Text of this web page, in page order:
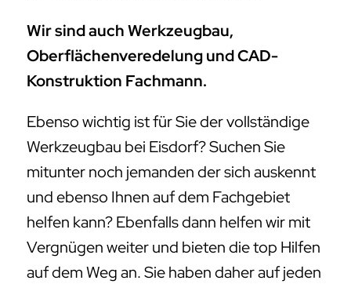
Wir sind auch Werkzeugbau,
Oberflächenveredelung und CAD-
Konstruktion Fachmann.
Ebenso wichtig ist für Sie der vollständige
Werkzeugbau bei Eisdorf? Suchen Sie
mitunter noch jemanden der sich auskennt
und ebenso Ihnen auf dem Fachgebiet
helfen kann? Ebenfalls dann helfen wir mit
Vergnügen weiter und bieten die top Hilfen
auf dem Weg an. Sie haben daher auf jeden